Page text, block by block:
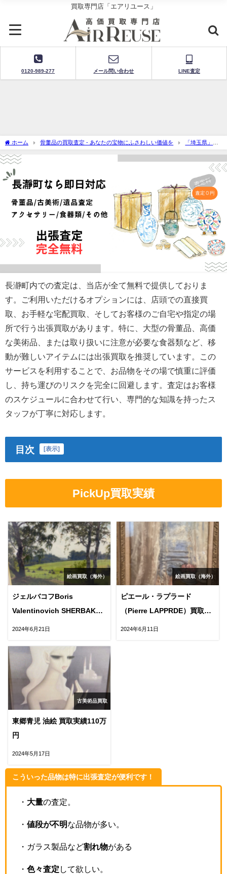
買取専門店「エアリユース」
0120-989-277 メール問い合わせ LINE査定
ホーム 骨董品の買取査定 - あなたの宝物にふさわしい価値を
「埼玉県」骨
董品買取・出張査定
長瀞町で骨董品買取-出張査定に迅速対応！
長瀞町内での査定は、当店が全て無料で提供しておりま
す。ご利用いただけるオプションには、店頭での直接買
取、お手軽な宅配買取、そしてお客様のご自宅や指定の場
所で行う出張買取があります。特に、大型の骨董品、高価
な美術品、または取り扱いに注意が必要な食器類など、移
動が難しいアイテムには出張買取を推奨しています。この
サービスを利用することで、お品物をその場で慎重に評価
し、持ち運びのリスクを完全に回避します。査定はお客様
のスケジュールに合わせて行い、専門的な知識を持ったス
タッフが丁寧に対応します。
目次 [表示]
PickUp買取実績
絵画買取（海外）
ジェルバコフBoris
Valentinovich SHERBAKOV
買取実績68万円
2024年6月21日
絵画買取（海外）
ピエール・ラプラード
（Pierre LAPPRDE）買取実
績7万円
2024年6月11日
古美術品買取
東郷青児 油絵 買取実績110万
円
2024年5月17日
こういった品物は特に出張査定が便利です！
・ 大量の査定。
・ 値段が不明な品物が多い。
・ガラス製品など割れ物がある
・ 色々査定 して欲しい。